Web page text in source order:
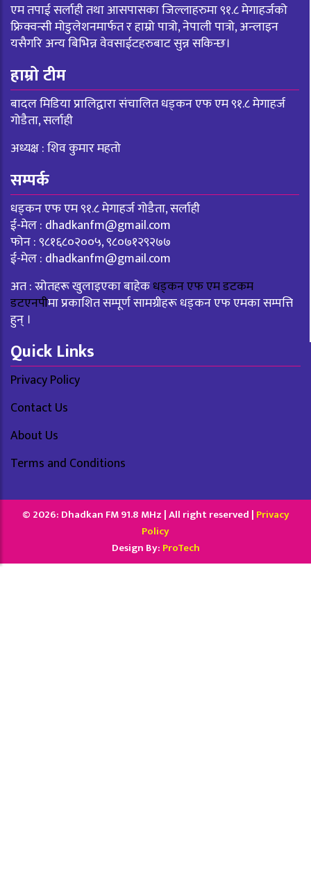
एम तपाई सर्लाही तथा आसपासका जिल्लाहरुमा ९१.८ मेगाहर्जको
फ्रिक्वन्सी मोडुलेशनमार्फत र हाम्रो पात्रो, नेपाली पात्रो, अन्लाइन
यसैगरि अन्य बिभिन्न वेवसाईटहरुबाट सुन्न सकिन्छ।
हाम्रो टीम
बादल मिडिया प्रालिद्वारा संचालित धड्कन एफ एम ९१.८ मेगाहर्ज
गोडैता, सर्लाही
अध्यक्ष : शिव कुमार महतो
सम्पर्क
धड्कन एफ एम ९१.८ मेगाहर्ज गोडैता, सर्लाही
ई-मेल : dhadkanfm@gmail.com
फोन : ९८१६८०२००५, ९८०७१२९२७७
ई-मेल : dhadkanfm@gmail.com
अत : स्रोतहरू खुलाइएका बाहेकधड्कन एफ एम डटकम
डटएनपीमा प्रकाशित सम्पूर्ण सामग्रीहरू धड्कन एफ एमका सम्पत्ति
हुन् ।
Quick Links
Privacy Policy
Contact Us
About Us
Terms and Conditions
© 2026: Dhadkan FM 91.8 MHz | All right reserved | Privacy
Policy
Design By: ProTech